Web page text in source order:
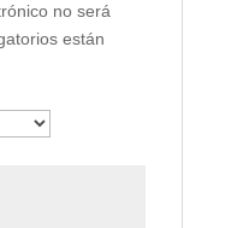
no será
están